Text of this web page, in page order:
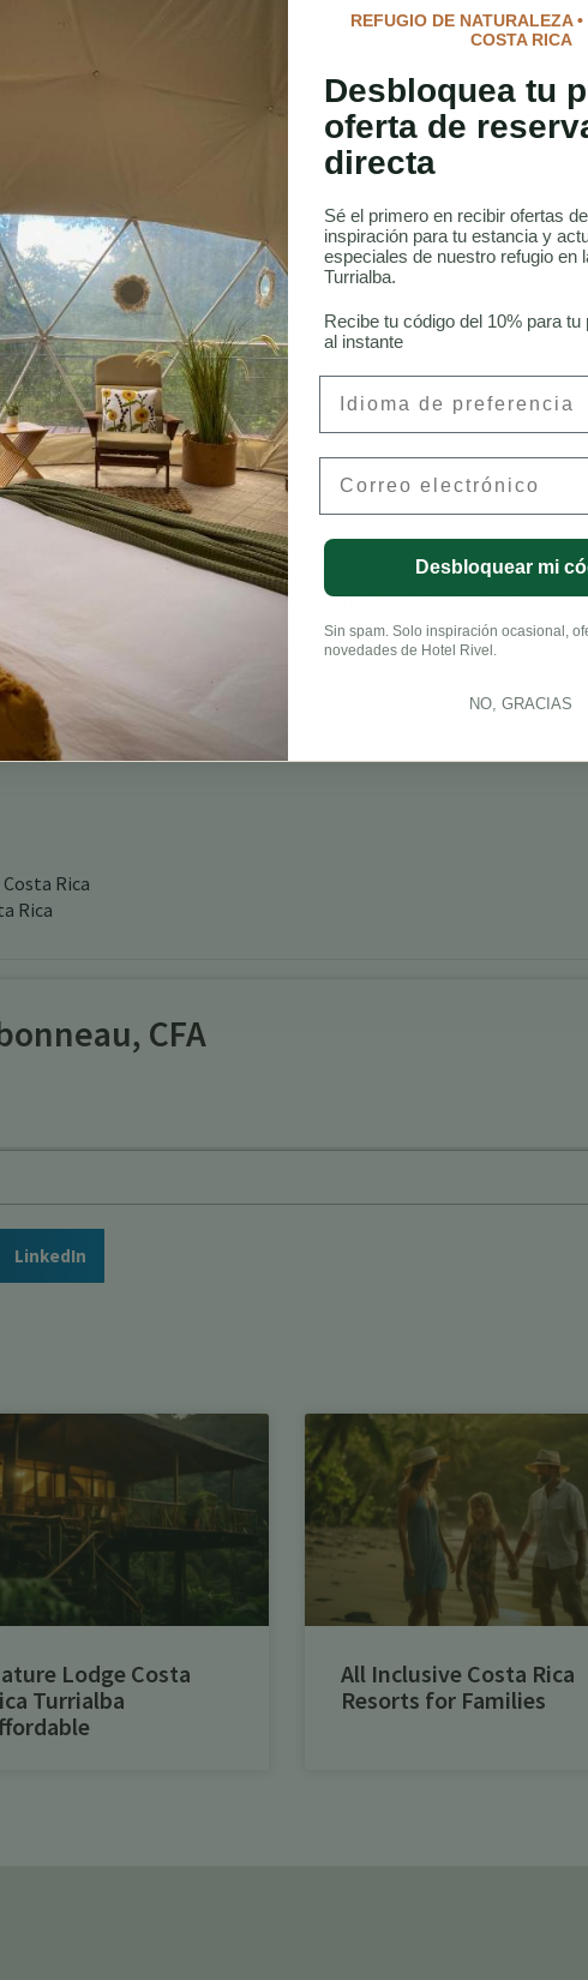
una variedad de servicios que incluyen masajes, faciales,
de bienestar.
en Costa Rica?
y el tipo de entorno que prefieres. Investiga diferentes retiros y lee
a ti.
Costa Rica para principiantes?
ofreciendo clases y talleres tanto para principiantes como para
para un retiro de bienestar?
para visitar Turrialba, ofreciendo un clima agradable para actividades
en Costa Rica?
para caminar, repelente de insectos, protector solar y una botella de
Costa Ricano es solo una escapada; es una experiencia
la atención plena. Ya sea que busques relajación, aventura o una
ofrece algo para todos. ¡Abraza la tranquilidad de Turrialba y
Rica
Rica
CFA
LinkedIn
Lodge Costa
Turrialba
All Inclusive Costa Rica
Resorts for Families
REFUGIO DE NATURALEZA
COSTA RICA
Desbloquea tu
oferta de
directa
Sé el primero en recibir ofertas
inspiración para tu estancia y
especiales de nuestro refugio en
Turrialba.
Recibe tu código del 10% para
al instante
Desbloquear mi
Sin spam. Solo inspiración ocasional,
novedades de Hotel Rivel.
NO, GRACIAS